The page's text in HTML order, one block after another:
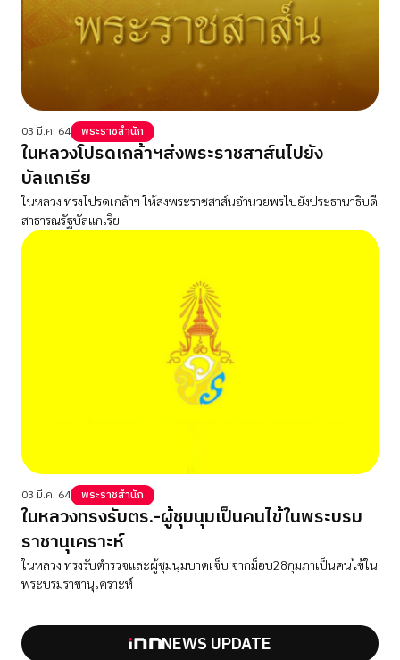
03 มี.ค. 64 พระราชสำนัก
ในหลวงโปรดเกล้าฯส่งพระราชสาส์นไปยัง
บัลแกเรีย
ในหลวง ทรงโปรดเกล้าฯ ให้ส่งพระราชสาส์นอำนวยพรไปยังประธานาธิบดี
สาธารณรัฐบัลแกเรีย
03 มี.ค. 64 พระราชสำนัก
ในหลวงทรงรับตร.-ผู้ชุมนุมเป็นคนไข้ในพระบรม
ราชานุเคราะห์
ในหลวง ทรงรับตำรวจและผู้ชุมนุมบาดเจ็บ จากม็อบ28กุมภาเป็นคนไข้ใน
พระบรมราชานุเคราะห์
NEWS UPDATE